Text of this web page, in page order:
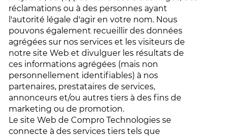
réclamations ou à des personnes ayant
l'autorité légale d'agir en votre nom. Nous
pouvons également recueillir des données
agrégées sur nos services et les visiteurs de
notre site Web et divulguer les résultats de
ces informations agrégées (mais non
personnellement identifiables) à nos
partenaires, prestataires de services,
annonceurs et/ou autres tiers à des fins de
marketing ou de promotion.
Le site Web de Compro Technologies se
connecte à des services tiers tels que